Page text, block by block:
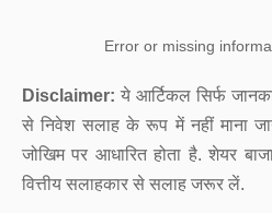
Error or missing
Disclaimer: ये आर्टिकल सिर्फ
से निवेश सलाह के रूप में नहीं माना
जोखिम पर आधारित होता है. शेयर
वित्तीय सलाहकार से सलाह जरूर लें.